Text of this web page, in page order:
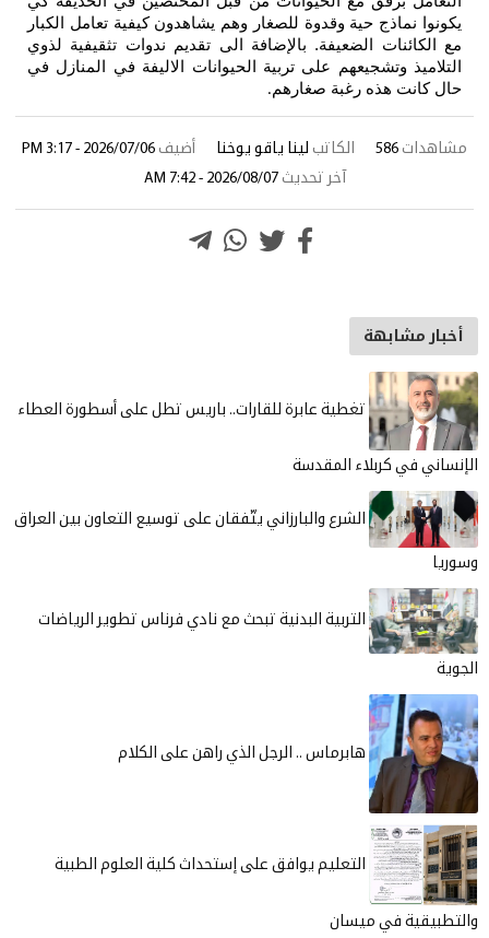
يكونوا نماذج حية وقدوة للصغار وهم يشاهدون كيفية تعامل الكبار
مع الكائنات الضعيفة. بالإضافة الى تقديم ندوات تثقيفية لذوي
التلاميذ وتشجيعهم على تربية الحيوانات الاليفة في المنازل في
حال كانت هذه رغبة صغارهم .
مشاهدات 586 الكاتب لينا ياقو يوخنا أضيف 2026/07/06 - 3:17 PM
آخر تحديث 2026/08/07 - 7:42 AM
أخبار مشابهة
تغطية عابرة للقارات.. باريس تطل على أسطورة العطاء
الإنساني في كربلاء المقدسة
الشرع والبارزاني يتّفقان على توسيع التعاون بين العراق
وسوريا
التربية البدنية تبحث مع نادي فرناس تطوير الرياضات
الجوية
هابرماس .. الرجل الذي راهن على الكلام
التعليم يوافق على إستحداث كلية العلوم الطبية
والتطبيقية في ميسان